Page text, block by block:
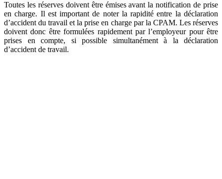
Toutes les réserves doivent être émises avant la notification de prise
en charge. Il est important de noter la rapidité entre la déclaration
d’accident du travail et la prise en charge par la CPAM. Les réserves
doivent donc être formulées rapidement par l’employeur pour être
prises en compte, si possible simultanément à la déclaration
d’accident de travail.